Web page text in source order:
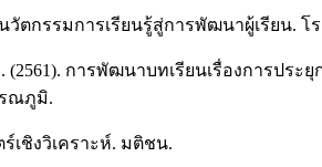
ตกรรมการเรียนรู้สู่การพัฒนาผู้เรียน. โ
การพัฒนาบทเรียนเรื่องการป
รณภูมิ.
ร์เชิงวิเคราะห์. มติชน.